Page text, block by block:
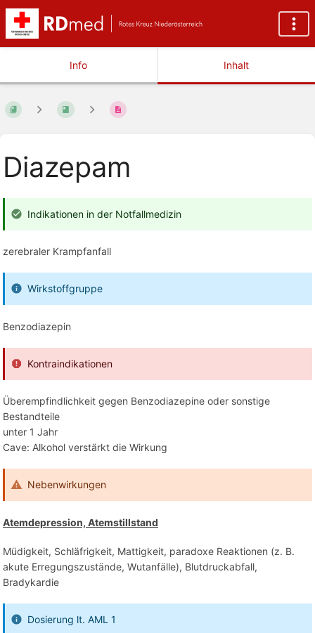
Info Inhalt
Diazepam
Indikationen in der Notfallmedizin
zerebraler Krampfanfall
Wirkstoffgruppe
Benzodiazepin
Kontraindikationen
Überempfindlichkeit gegen Benzodiazepine oder sonstige
Bestandteile
unter 1 Jahr
Cave: Alkohol verstärkt die Wirkung
Nebenwirkungen
Atemdepression, Atemstillstand
Müdigkeit, Schläfrigkeit, Mattigkeit, paradoxe Reaktionen (z. B.
akute Erregungszustände, Wutanfälle), Blutdruckabfall,
Bradykardie
Dosierung lt. AML 1